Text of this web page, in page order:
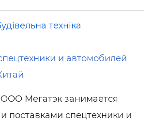
техніка
и автомобилей
Мегатэк занимается
поставками спецтехники и